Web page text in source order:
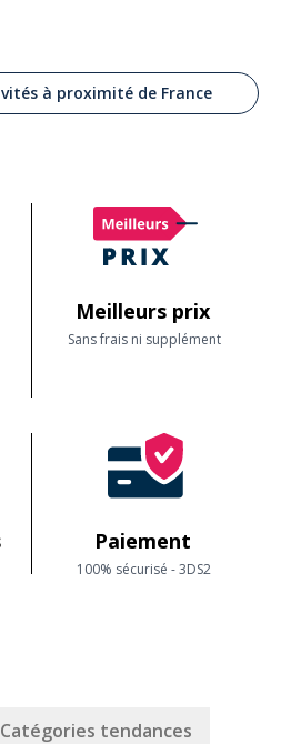
à proximité de France
Meilleurs prix
Sans frais ni supplément
Paiement
100% sécurisé - 3DS2
Catégories tendances